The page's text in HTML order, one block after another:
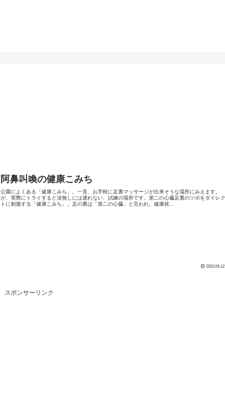
阿鼻叫喚の健康こみち
公園によくある「健康こみち」。一見、お手軽に足裏マッサージが出来そうな場所にみえます。
が、実際にトライすると涙無しには通れない、試練の場所です。第二の心臓足裏のツボをダイレク
トに刺激する「健康こみち」。足の裏は「第二の心臓」と言われ、健康状...
2023.06.12
スポンサーリンク